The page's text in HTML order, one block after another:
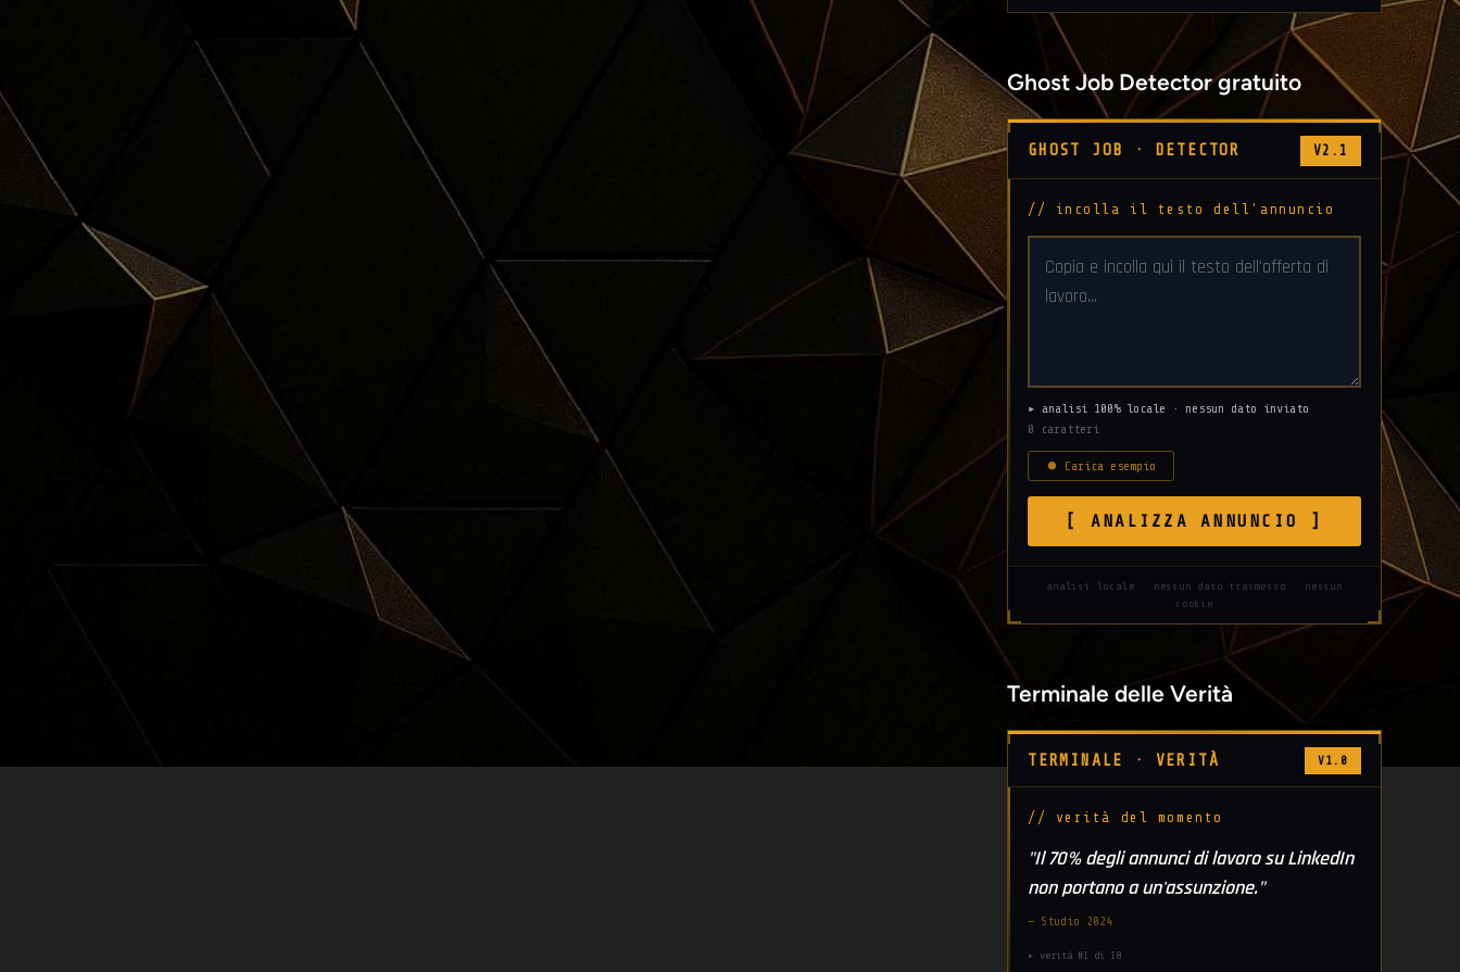
Ghost Job Detector gratuito
GHOST JOB · DETECTOR V2.1
// incolla il testo dell'annuncio
▸ analisi 100% locale · nessun dato inviato
0 caratteri
⏺ Carica esempio
[ ANALIZZA ANNUNCIO ]
analisi locale · nessun dato trasmesso · nessun
cookie
Terminale delle Verità
TERMINALE · VERITÀ V1.0
// verità del momento
"Il 70% degli annunci di lavoro su LinkedIn
non portano a un'assunzione."
— Studio 2024
▸ verità #1 di 10